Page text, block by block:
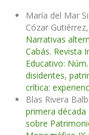
María del Mar
Cózar Gutiérrez,
Narrativas
Cabás. Revista
Educativo:
disidentes,
crítica:
Blas Rivera
primera década
sobre